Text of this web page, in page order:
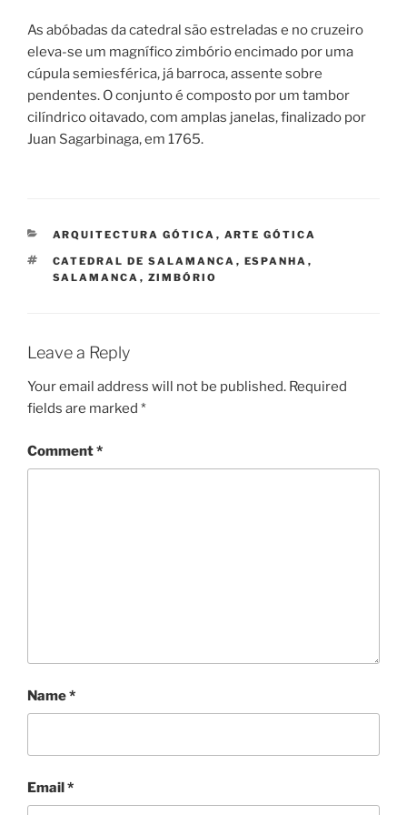
As abóbadas da catedral são estreladas e no cruzeiro
eleva-se um magnífico zimbório encimado por uma
cúpula semiesférica, já barroca, assente sobre
pendentes. O conjunto é composto por um tambor
cilíndrico oitavado, com amplas janelas, finalizado por
Juan Sagarbinaga, em 1765.
CATEGORIES
ARQUITECTURA GÓTICA , ARTE GÓTICA
TAGS
CATEDRAL DE SALAMANCA , ESPANHA ,
SALAMANCA , ZIMBÓRIO
Leave a Reply
Your email address will not be published. Required
fields are marked *
Comment*
Name*
Email*